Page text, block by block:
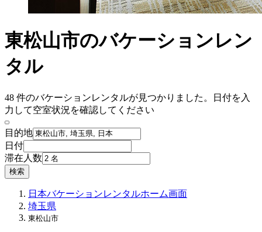
東松山市のバケーションレン
タル
48 件のバケーションレンタルが見つかりました。日付を入
力して空室状況を確認してください
目的地
日付
滞在人数
検索
日本バケーションレンタルホーム画面
埼玉県
東松山市